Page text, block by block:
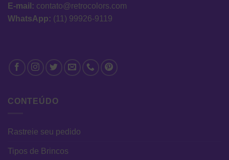
E-mail: contato@retrocolors.com
WhatsApp: (11) 99926-9119
CONTEÚDO
Rastreie seu pedido
Tipos de Brincos